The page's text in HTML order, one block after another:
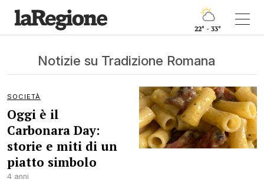
22° - 33°
Notizie su Tradizione Romana
SOCIETÀ
Oggi è il
Carbonara Day:
storie e miti di un
piatto simbolo
4 anni